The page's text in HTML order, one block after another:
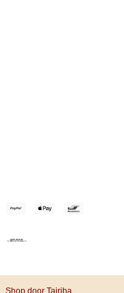
Shop door Tajriba